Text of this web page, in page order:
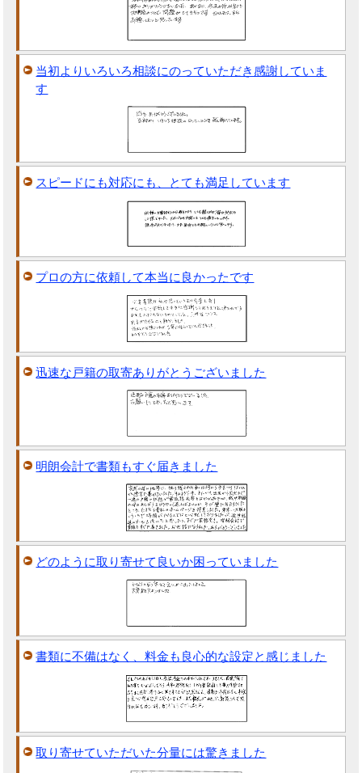
当初よりいろいろ相談にのっていただき感謝していま
す
スピードにも対応にも、とても満足しています
プロの方に依頼して本当に良かったです
迅速な戸籍の取寄ありがとうございました
明朗会計で書類もすぐ届きました
どのように取り寄せて良いか困っていました
書類に不備はなく、料金も良心的な設定と感じました
取り寄せていただいた分量には驚きました